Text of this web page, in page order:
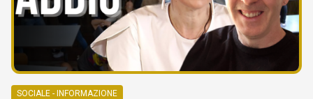
SOCIALE - INFORMAZIONE